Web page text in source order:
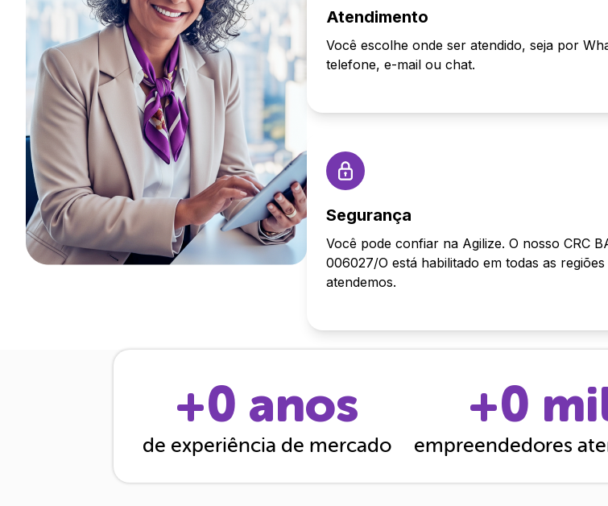
Atendimento
Você escolhe onde ser atendido, seja por
telefone, e-mail ou chat.
Segurança
Você pode confiar na Agilize. O nosso CRC
006027/O está habilitado em todas as regiões
atendemos.
+0 anos
de experiência de mercado
+0
empreendedores